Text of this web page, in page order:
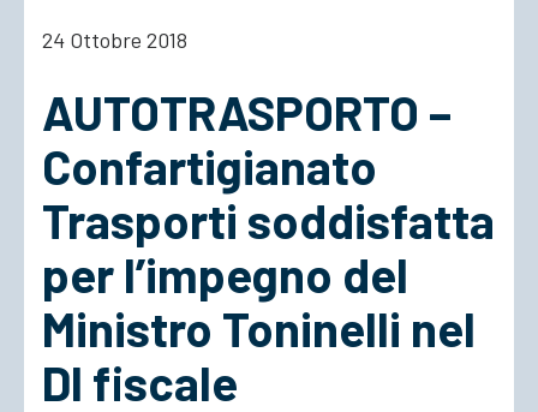
Cosa Facciamo
ACCEDI
24 Ottobre 2018
AUTOTRASPORTO –
Confartigianato
Trasporti soddisfatta
per l’impegno del
Ministro Toninelli nel
Dl fiscale